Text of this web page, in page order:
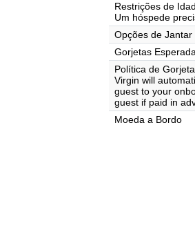
Restrições de
Um hóspede
Opções de Jantar
Gorjetas
Política de
Virgin will
guest to your
guest if paid in
Moeda a Bordo